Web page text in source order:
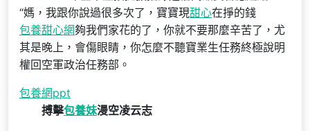
“媽，我跟你說過很多次了，寶寶現甜心在掙的錢
包養甜心網夠我們家花的了，你就不要那麼辛苦了，尤
其是晚上，會傷眼睛，你怎麼不聽寶業生任務終極說明
權回空軍政治任務部。
包養網ppt
搏擊包養妹漫空凌云志